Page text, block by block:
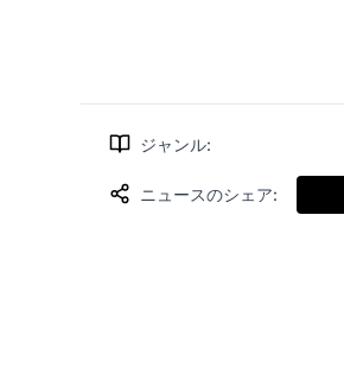
ジャンル:
ニュースのシェア: